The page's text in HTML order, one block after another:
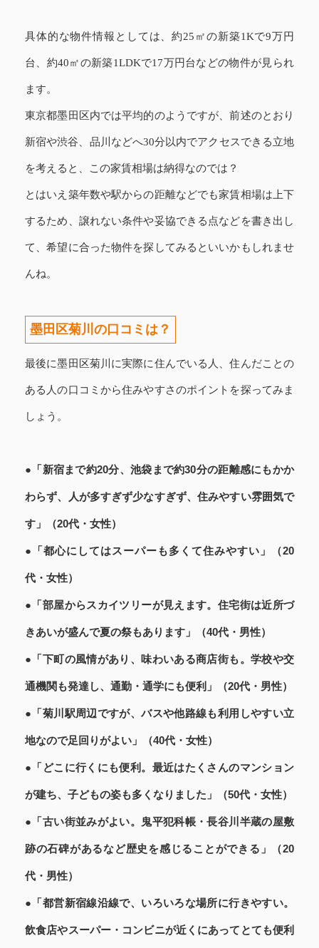
具体的な物件情報としては、約25㎡の新築1Kで9万円
台、約40㎡の新築1LDKで17万円台などの物件が見られ
ます。
東京都墨田区内では平均的のようですが、前述のとおり
新宿や渋谷、品川などへ30分以内でアクセスできる立地
を考えると、この家賃相場は納得なのでは？
とはいえ築年数や駅からの距離などでも家賃相場は上下
するため、譲れない条件や妥協できる点などを書き出し
て、希望に合った物件を探してみるといいかもしれませ
んね。
墨田区菊川の口コミは？
最後に墨田区菊川に実際に住んでいる人、住んだことの
ある人の口コミから住みやすさのポイントを探ってみま
しょう。
●「新宿まで約20分、池袋まで約30分の距離感にもかか
わらず、人が多すぎず少なすぎず、住みやすい雰囲気で
す」（20代・女性）
●「都心にしてはスーパーも多くて住みやすい」（20
代・女性）
●「部屋からスカイツリーが見えます。住宅街は近所づ
きあいが盛んで夏の祭もあります」（40代・男性）
●「下町の風情があり、味わいある商店街も。学校や交
通機関も発達し、通勤・通学にも便利」（20代・男性）
●「菊川駅周辺ですが、バスや他路線も利用しやすい立
地なので足回りがよい」（40代・女性）
●「どこに行くにも便利。最近はたくさんのマンション
が建ち、子どもの姿も多くなりました」（50代・女性）
●「古い街並みがよい。鬼平犯科帳・長谷川半蔵の屋敷
跡の石碑があるなど歴史を感じることができる」（20
代・男性）
●「都営新宿線沿線で、いろいろな場所に行きやすい。
飲食店やスーパー・コンビニが近くにあってとても便利